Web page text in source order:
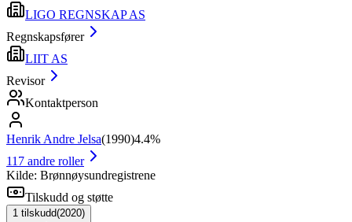
LIGO REGNSKAP AS
Regnskapsfører
LIIT AS
Revisor
Kontaktperson
Henrik Andre Jelsa(1990)4.4%
117 andre roller
Kilde: Brønnøysundregistrene
Tilskudd og støtte
1 tilskudd(2020)